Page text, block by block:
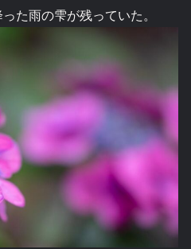
た雨の雫が残っていた。